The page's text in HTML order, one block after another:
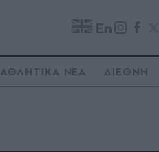
En
ΑΘΛΗΤΙΚΑ ΝΕΑ ΔΙΕΘΝΗ